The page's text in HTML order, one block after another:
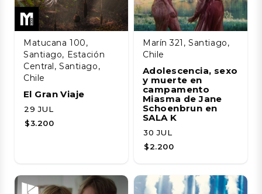
Matucana 100,
Santiago, Estación
Central, Santiago,
Chile
El Gran Viaje
29 JUL
$3.200
Marín 321, Santiago,
Chile
Adolescencia, sexo
y muerte en
campamento
Miasma de Jane
Schoenbrun en
SALA K
30 JUL
$2.200